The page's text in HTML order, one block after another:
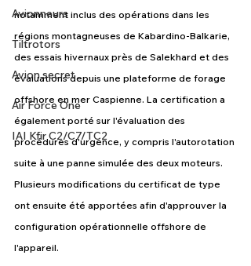
Avionneurs
Tiltrotors
Avion secret
Air Force One
IAI Kfir C2/C7/TC2
notamment inclus des opérations dans les
régions montagneuses de Kabardino-Balkarie,
des essais hivernaux près de Salekhard et des
évaluations depuis une plateforme de forage
offshore en mer Caspienne. La certification a
également porté sur l'évaluation des
procédures d'urgence, y compris l'autorotation
suite à une panne simulée des deux moteurs.
Plusieurs modifications du certificat de type
ont ensuite été apportées afin d'approuver la
configuration opérationnelle offshore de
l'appareil.